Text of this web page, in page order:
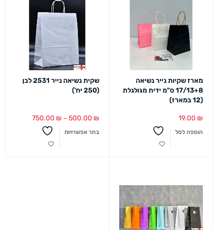
מארז שקיות נייר נשיאה
17/13+8 ס"מ ידית מגולגלת
(12 במארז)
19.00 ₪
הוספה לסל
שקית נשיאה נייר 2531 לבן
(250 יח')
500.00 ₪
–
750.00 ₪
בחר אפשרויות